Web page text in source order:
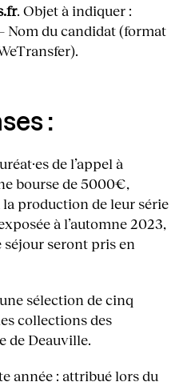
. Objet à indiquer :
Nom du candidat (format
:
de l’appel à
bourse de 5000€,
production de leur série
à l’automne 2023,
seront pris en
sélection de cinq
collections des
de Deauville.
année : attribué lors du